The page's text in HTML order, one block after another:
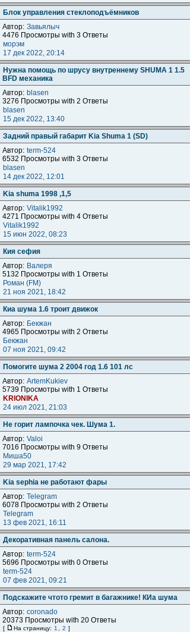
Блок управления стеклоподъёмников
Автор: Завьялыч
4476 Просмотры with 3 Ответы
морэм
17 дек 2022, 20:14
Нужна помощь по шрусу внутреннему SHUMA 1 1.5
BFD механика
Автор: blasen
3276 Просмотры with 2 Ответы
blasen
15 дек 2022, 13:40
Задний правый габарит Kia Shuma 1 (SD)
Автор: term-524
6532 Просмотры with 3 Ответы
blasen
14 дек 2022, 12:01
Kia shuma 1998 ,1,5
Автор: Vitalik1992
4271 Просмотры with 4 Ответы
Vitalik1992
15 июн 2022, 08:23
Кия сефия
Автор: Валеря
5132 Просмотры with 1 Ответы
Роман (FM)
21 ноя 2021, 18:42
Киа шума 1.6 троит движок
Автор: Бекжан
4965 Просмотры with 2 Ответы
Бекжан
07 ноя 2021, 09:42
Помогите шума 2 2004 год 1.6 101 лс
Автор: ArtemKukiev
5739 Просмотры with 1 Ответы
KRIONIKA
24 июл 2021, 21:03
Не горит лампочка чек. Шума 1.
Автор: Valoi
7016 Просмотры with 9 Ответы
Миша50
29 мар 2021, 17:42
Kia sephia не работают фары
Автор: Telegram
6078 Просмотры with 2 Ответы
Telegram
13 фев 2021, 16:11
Декоративная панель салона.
Автор: term-524
5696 Просмотры with 0 Ответы
term-524
07 фев 2021, 09:21
Подскажите чтото гремит в багажнике! КИа шума
Автор: coronado
20373 Просмотры with 20 Ответы
[ На страницу: 1 2 ]